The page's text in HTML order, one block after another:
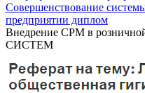
Совершенствование
предприятии диплом
Внедрение СРМ в
СИСТЕМ